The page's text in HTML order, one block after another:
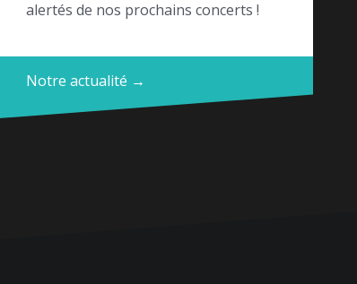
alertés de nos prochains concerts !
Notre actualité →